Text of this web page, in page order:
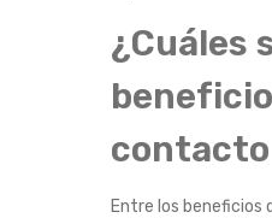
¿Cuáles
contacto
Entre los beneficios